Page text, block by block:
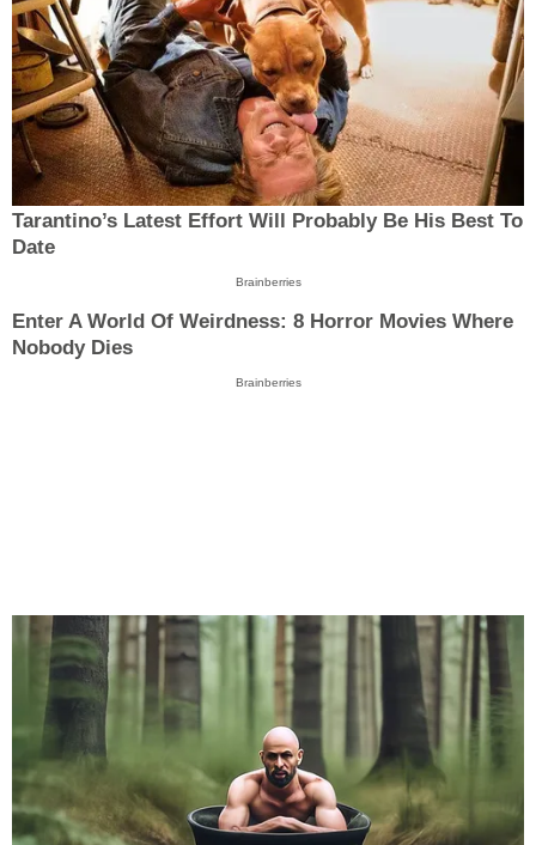
Tarantino’s Latest Effort Will Probably Be His Best To
Date
Brainberries
Enter A World Of Weirdness: 8 Horror Movies Where
Nobody Dies
Brainberries